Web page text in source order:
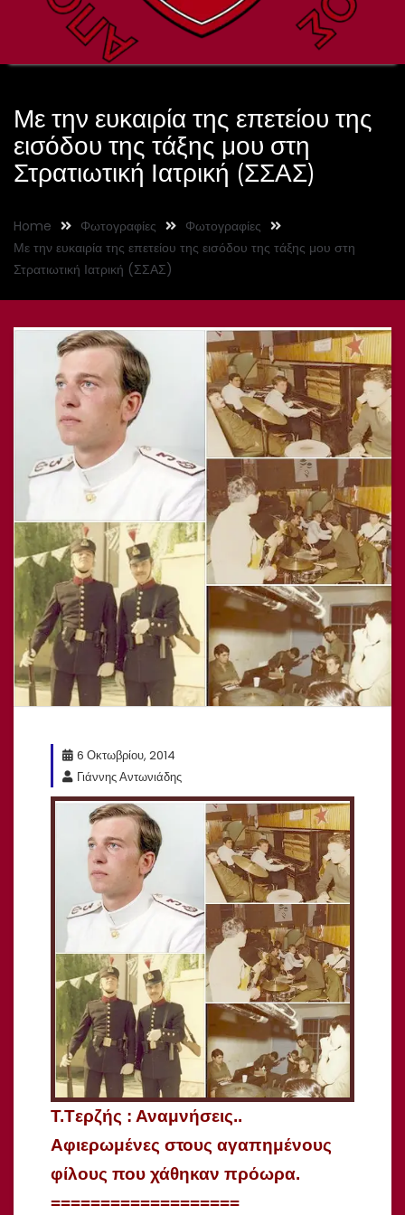
Με την ευκαιρία της επετείου της
εισόδου της τάξης μου στη
Στρατιωτική Ιατρική (ΣΣΑΣ)
Home Φωτογραφίες
Φωτογραφίες
Με την ευκαιρία της επετείου της εισόδου της τάξης μου στη
Στρατιωτική Ιατρική (ΣΣΑΣ)
6 Οκτωβρίου, 2014
Γιάννης Αντωνιάδης
T.Tερζής : Αναμνήσεις..
Αφιερωμένες στους αγαπημένους
φίλους που χάθηκαν πρόωρα.
===================